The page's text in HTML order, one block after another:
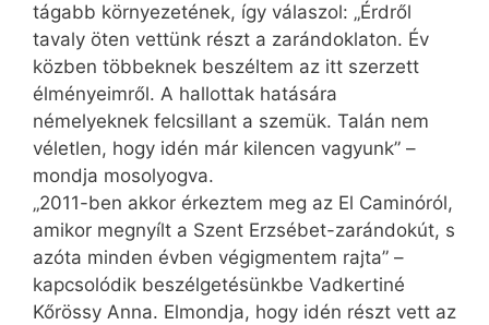
tágabb környezetének, így válaszol: „Érdről
tavaly öten vettünk részt a zarándoklaton. Év
közben többeknek beszéltem az itt szerzett
élményeimről. A hallottak hatására
némelyeknek felcsillant a szemük. Talán nem
véletlen, hogy idén már kilencen vagyunk” –
mondja mosolyogva.
„2011-ben akkor érkeztem meg az El Caminóról,
amikor megnyílt a Szent Erzsébet-zarándokút, s
azóta minden évben végigmentem rajta” –
kapcsolódik beszélgetésünkbe Vadkertiné
Kőrössy Anna. Elmondja, hogy idén részt vett az